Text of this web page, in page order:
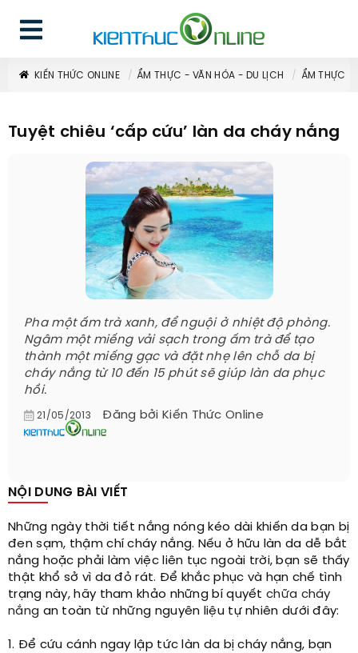
KIẾN THỨC ONLINE ẨM THỰC - VĂN HÓA - DU LỊCH ẨM THỰC
Tuyệt chiêu ‘cấp cứu’ làn da cháy nắng
Pha một ấm trà xanh, để nguội ở nhiệt độ phòng.
Ngâm một miếng vải sạch trong ấm trà để tạo
thành một miếng gạc và đặt nhẹ lên chỗ da bị
cháy nắng từ 10 đến 15 phút sẽ giúp làn da phục
hồi.
21/05/2013 Đăng bởi Kiến Thức Online
NỘI DUNG BÀI VIẾT
Những ngày thời tiết nắng nóng kéo dài khiến da bạn bị
đen sạm, thậm chí cháy nắng. Nếu ở hữu làn da dễ bắt
nắng hoặc phải làm việc liên tục ngoài trời, bạn sẽ thấy
thật khổ sở vì da đỏ rát. Để khắc phục và hạn chế tình
trạng này, hãy tham khảo những bí quyết chữa cháy
nắng an toàn từ những nguyên liệu tự nhiên dưới đây:
1. Để cứu cánh ngay lập tức làn da bị cháy nắng, bạn